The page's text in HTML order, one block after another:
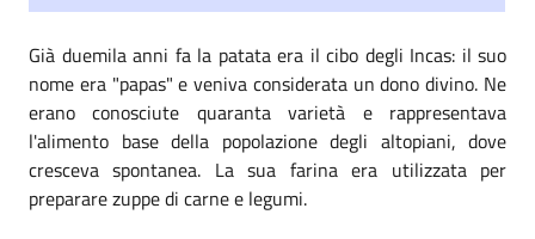
Già duemila anni fa la patata era il cibo degli Incas: il suo
nome era "papas" e veniva considerata un dono divino. Ne
erano conosciute quaranta varietà e rappresentava
l'alimento base della popolazione degli altopiani, dove
cresceva spontanea. La sua farina era utilizzata per
preparare zuppe di carne e legumi.